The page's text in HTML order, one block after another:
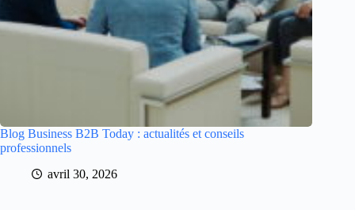
Blog Business B2B Today : actualités et conseils
professionnels
avril 30, 2026